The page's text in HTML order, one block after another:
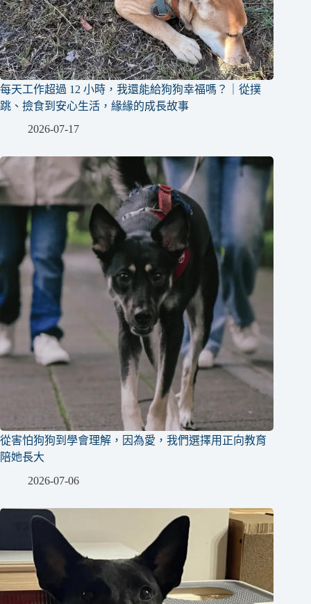
每天工作超過 12 小時，我還能給狗狗幸福嗎？｜從撲
跳、撿食到安心生活，緣緣的成長故事
2026-07-17
從害怕狗狗到學會理解，因為愛，我們選擇用正向教育
陪她長大
2026-07-06